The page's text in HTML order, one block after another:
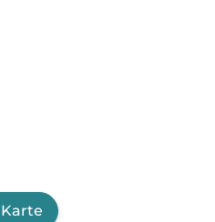
Karte